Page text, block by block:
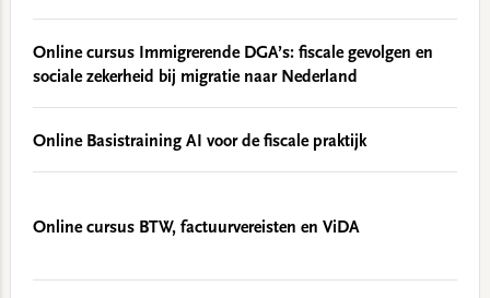
Online cursus Immigrerende DGA’s: fiscale gevolgen en
sociale zekerheid bij migratie naar Nederland
Online Basistraining AI voor de fiscale praktijk
Online cursus BTW, factuurvereisten en ViDA